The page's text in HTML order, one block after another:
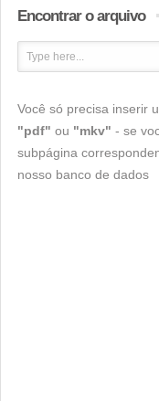
Encontrar o arquivo
Você só precisa inserir
"pdf" ou "mkv" - se
subpágina
nosso banco de dados